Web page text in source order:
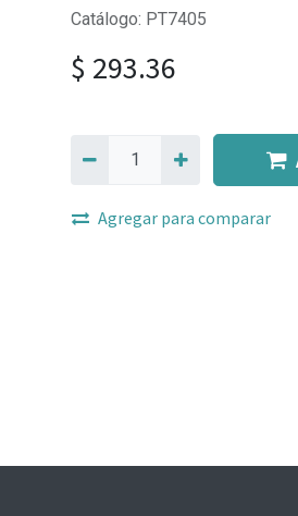
Catálogo: PT7405
$ 293.36
Agregar para comparar